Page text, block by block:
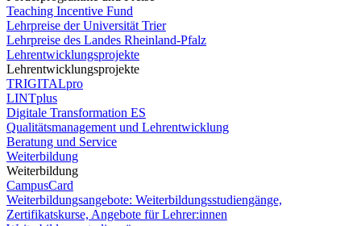
Teaching Incentive Fund
Lehrpreise der Universität Trier
Lehrpreise des Landes Rheinland-Pfalz
Lehrentwicklungsprojekte
Lehrentwicklungsprojekte
TRIGITALpro
LINTplus
Digitale Transformation ES
Qualitätsmanagement und Lehrentwicklung
Beratung und Service
Weiterbildung
Weiterbildung
CampusCard
Weiterbildungsangebote: Weiterbildungsstudiengänge,
Zertifikatskurse, Angebote für Lehrer:innen